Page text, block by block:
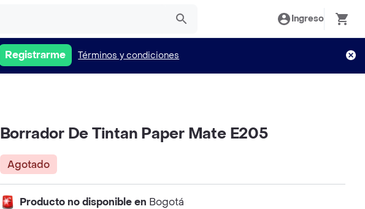
Ingreso
Registrarme Términos y condiciones
Borrador De Tintan Paper Mate E205
Agotado
Producto no disponible en Bogotá